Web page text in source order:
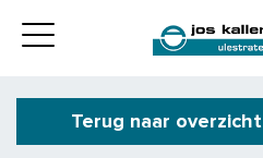
Terug naar overzicht